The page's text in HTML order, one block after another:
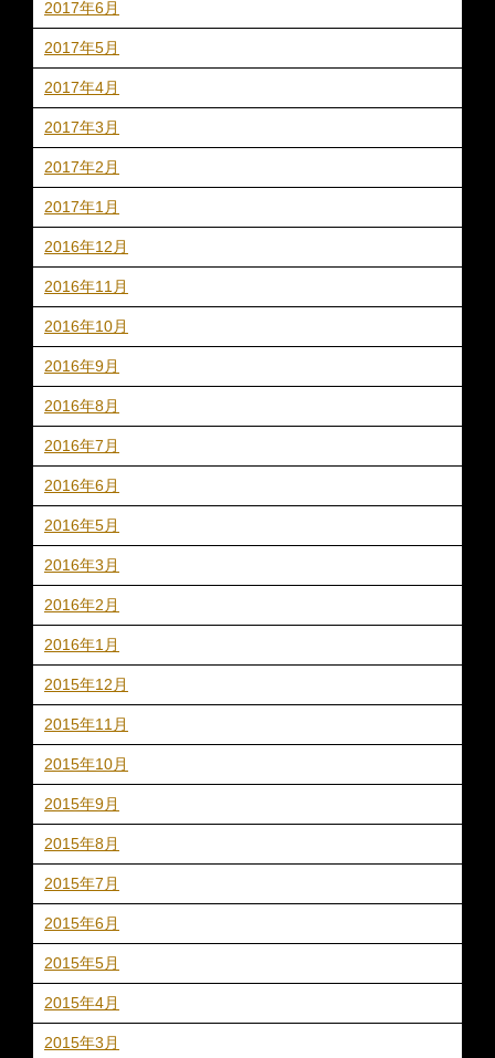
2017年6月
2017年5月
2017年4月
2017年3月
2017年2月
2017年1月
2016年12月
2016年11月
2016年10月
2016年9月
2016年8月
2016年7月
2016年6月
2016年5月
2016年3月
2016年2月
2016年1月
2015年12月
2015年11月
2015年10月
2015年9月
2015年8月
2015年7月
2015年6月
2015年5月
2015年4月
2015年3月